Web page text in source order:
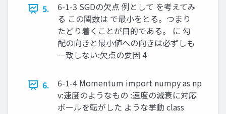
5.
6-1-3 SGDの欠点 例として を考えてみ
る この関数は で最小をとる。つまり
たどり着くことが目的である。 に 勾
配の向きと最小値への向きは必ずしも
一致しない:欠点の要因 4
6.
6-1-4 Momentum import numpy as np
v:速度のようなもの :速度の減衰に対応
ボールを転がした ような挙動 class